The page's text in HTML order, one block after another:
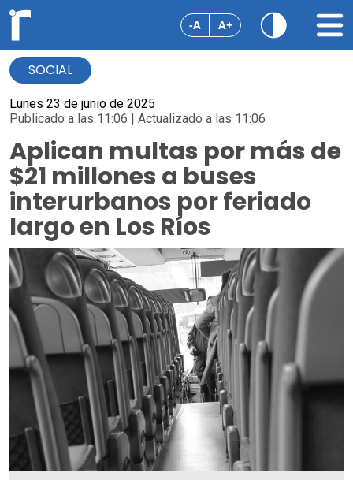
-A A+
SOCIAL
Lunes 23 de junio de 2025
Publicado a las 11:06 | Actualizado a las 11:06
Aplican multas por más de
$21 millones a buses
interurbanos por feriado
largo en Los Ríos